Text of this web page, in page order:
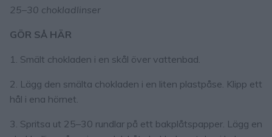
25–30 chokladlinser
GÖR SÅ HÄR
1. Smält chokladen i en skål över vattenbad.
2. Lägg den smälta chokladen i en liten plastpåse. Klipp ett
hål i ena hörnet.
3. Spritsa ut 25–30 rundlar på ett bakplåtspapper. Lägg en